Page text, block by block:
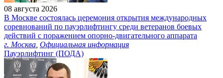
08 августа 2026
В Москве состоялась церемония открытия международных
соревнований по пауэрлифтингу среди ветеранов боевых
действий с поражением опорно-двигательного аппарата
г. Москва Официальная информация
Пауэрлифтинг (ПОДА)